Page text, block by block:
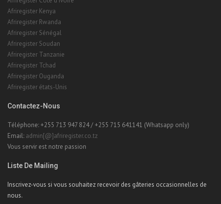
Afriregister Soudan
Afriregister Tanzanie
Afriregister Tchad
Afriregister Ouganda
Afriregister états-Unis
Contactez-Nous
Téléphone: +255 713 947 824 / +255 715 641141 (Whatsapp only)
Email:admin[@]afriregister.co.tz
Liste De Mailing
Inscrivez-vous si vous souhaitez recevoir des gâteries occasionnelles de
nous.
Cliquez!